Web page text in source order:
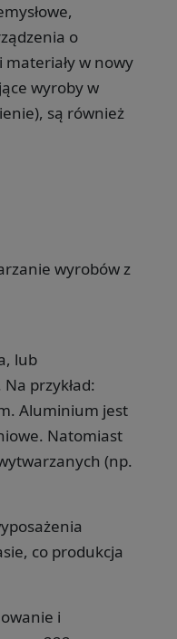
o
w nowy
wyroby w
są również
wyrobów z
lub
przykład:
Aluminium jest
Natomiast
(np.
co produkcja
i